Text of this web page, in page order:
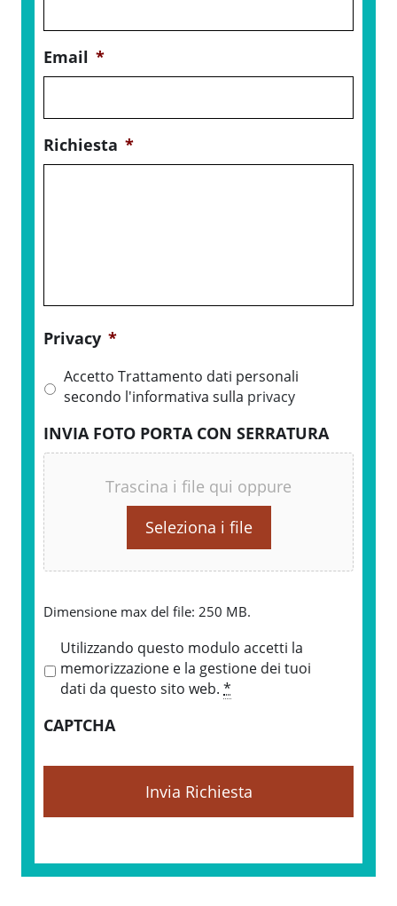
Email *
Richiesta *
Privacy *
Accetto Trattamento dati personali
secondo l'informativa sulla privacy
INVIA FOTO PORTA CON SERRATURA
Trascina i file qui oppure
Seleziona i file
Dimensione max del file: 250 MB.
r
a
y
Utilizzando questo modulo accetti la
memorizzazione e la gestione dei tuoi
dati da questo sito web. *
CAPTCHA